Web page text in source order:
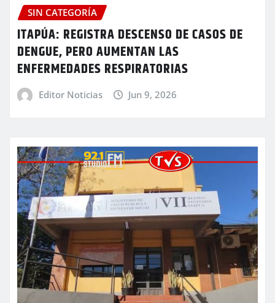
SIN CATEGORÍA
ITAPÚA: REGISTRA DESCENSO DE CASOS DE
DENGUE, PERO AUMENTAN LAS
ENFERMEDADES RESPIRATORIAS
Editor Noticias Jun 9, 2026